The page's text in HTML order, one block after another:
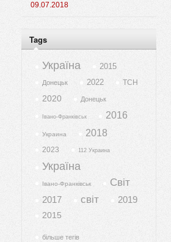
09.07.2018
Tags
Україна 2015
Донецьк 2022 ТСН
2020 Донецьк
Івано-Франківськ 2016
Украина 2018
2023 112 Украина
Україна
Івано-Франківськ Світ
2017 світ 2019
2015
більше тегів